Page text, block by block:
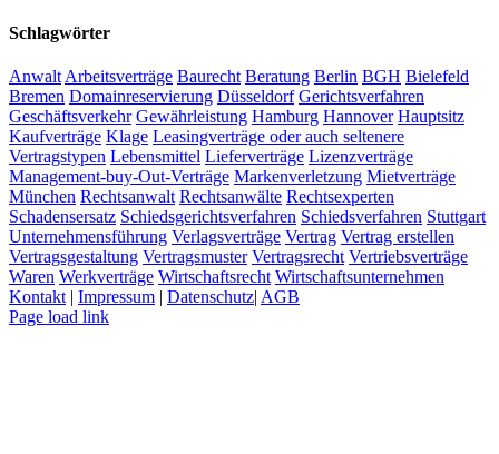
Schlagwörter
AnwaltArbeitsverträge Baurecht Beratung Berlin BGH Bielefeld
Bremen Domainreservierung Düsseldorf Gerichtsverfahren
Geschäftsverkehr Gewährleistung Hamburg Hannover Hauptsitz
Kaufverträge Klage Leasingverträge oder auch seltenere
Vertragstypen Lebensmittel Lieferverträge Lizenzverträge
Management-buy-Out-Verträge Markenverletzung Mietverträge
München Rechtsanwalt Rechtsanwälte Rechtsexperten
Schadensersatz Schiedsgerichtsverfahren Schiedsverfahren Stuttgart
Unternehmensführung Verlagsverträge Vertrag Vertrag erstellen
Vertragsgestaltung Vertragsmuster Vertragsrecht Vertriebsverträge
Waren Werkverträge Wirtschaftsrecht Wirtschaftsunternehmen
Kontakt| Impressum | Datenschutz| AGB
Page load link